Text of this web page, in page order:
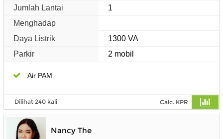
Jumlah Lantai
1
Menghadap
Daya Listrik
1300 VA
Parkir
2 mobil
Air PAM
Dilihat 240 kali Calc. KPR
Nancy The